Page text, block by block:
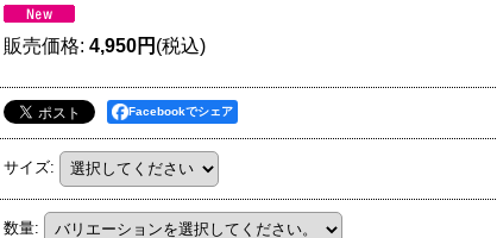
販売価格: 4,950円 (税込)
Facebookでシェア
サイズ:
数量: